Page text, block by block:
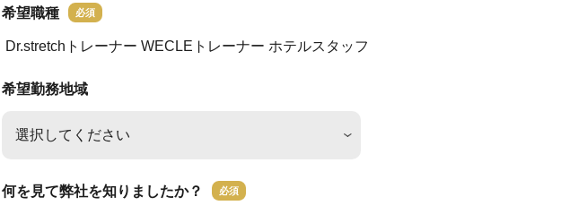
希望職種 必須
Dr.stretchトレーナー WECLEトレーナー ホテルスタッフ
希望勤務地域
何を見て弊社を知りましたか？ 必須